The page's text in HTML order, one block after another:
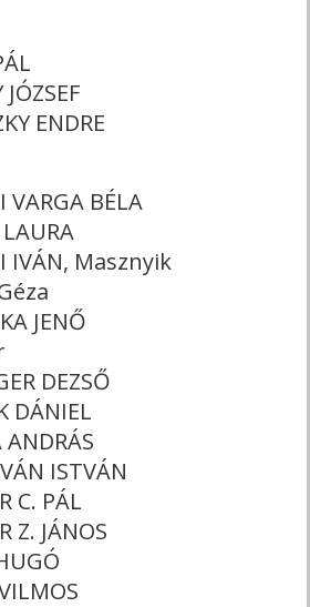
ENDRE
VARGA BÉLA
IVÁN, Masznyik
JENŐ
DEZSŐ
DÁNIEL
ISTVÁN
C. PÁL
Z. JÁNOS